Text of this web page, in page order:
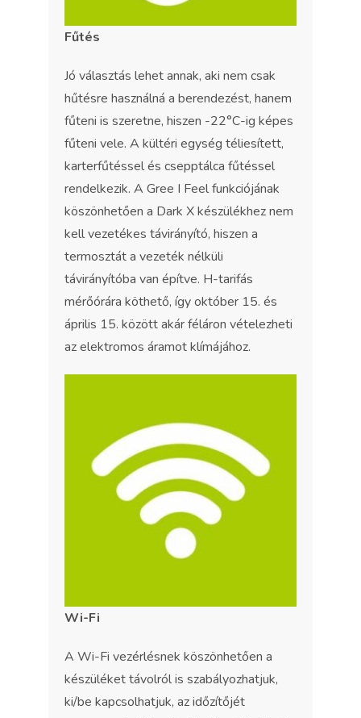
Fűtés
Jó választás lehet annak, aki nem csak
hűtésre használná a berendezést, hanem
fűteni is szeretne, hiszen -22°C-ig képes
fűteni vele. A kültéri egység téliesített,
karterfűtéssel és csepptálca fűtéssel
rendelkezik. A Gree I Feel funkciójának
köszönhetően a Dark X készülékhez nem
kell vezetékes távirányító, hiszen a
termosztát a vezeték nélküli
távirányítóba van építve. H-tarifás
mérőórára köthető, így október 15. és
április 15. között akár féláron vételezheti
az elektromos áramot klímájához.
Wi-Fi
A Wi-Fi vezérlésnek köszönhetően a
készüléket távolról is szabályozhatjuk,
ki/be kapcsolhatjuk, az időzítőjét